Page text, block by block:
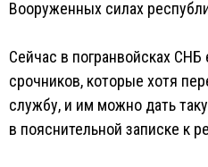
Вооруженных силах
Сейчас в погранвойсках
срочников, которые хотя
службу, и им можно дать
в пояснительной записке к